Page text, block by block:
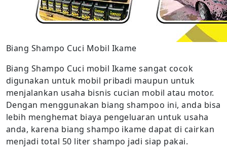
Biang Shampo Cuci Mobil Ikame
Biang Shampo Cuci mobil Ikame sangat cocok
digunakan untuk mobil pribadi maupun untuk
menjalankan usaha bisnis cucian mobil atau motor.
Dengan menggunakan biang shampoo ini, anda bisa
lebih menghemat biaya pengeluaran untuk usaha
anda, karena biang shampo ikame dapat di cairkan
menjadi total 50 liter shampo jadi siap pakai.